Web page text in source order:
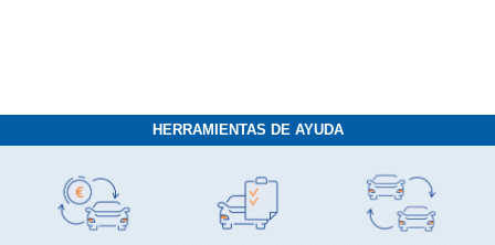
HERRAMIENTAS DE AYUDA